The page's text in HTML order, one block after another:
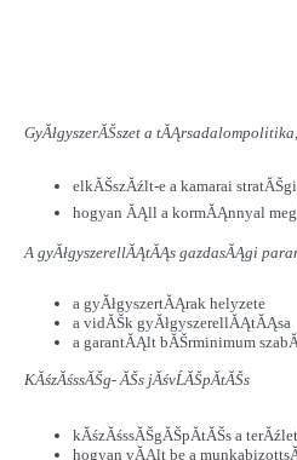
GyĂłgyszerĂŠszet a
elkĂŠszĂźlt-e a kamarai
hogyan ĂĄll a kormĂĄnnyal
A gyĂłgyszerellĂĄtĂĄs gazdasĂĄgi
a gyĂłgyszertĂĄrak helyzete
a vidĂŠk gyĂłgyszerellĂĄtĂĄsa
a garantĂĄlt bĂŠrminimum
KĂśzĂśssĂŠg- ĂŠs jĂśvĹĂŠpĂ­tĂŠs
kĂśzĂśssĂŠgĂŠpĂ­tĂŠs a
hogyan vĂĄlt be a